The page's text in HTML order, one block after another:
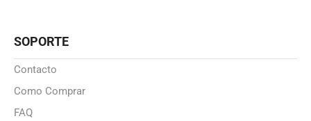
SOPORTE
Contacto
Como Comprar
FAQ